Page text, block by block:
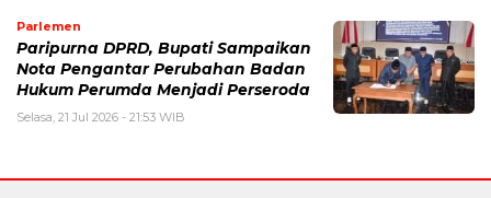
Parlemen
Paripurna DPRD, Bupati Sampaikan
Nota Pengantar Perubahan Badan
Hukum Perumda Menjadi Perseroda
Selasa, 21 Jul 2026 - 21:53 WIB